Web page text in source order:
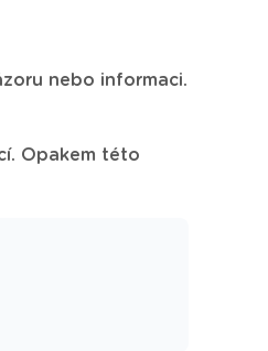
nebo informaci.
Opakem této